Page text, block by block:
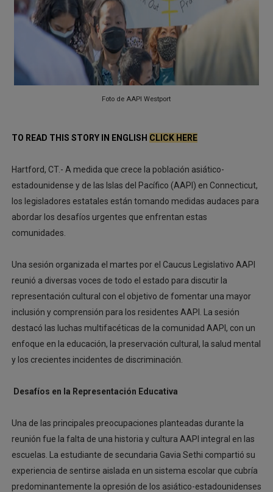
Héroes invisibles no más: Connecticut lanza la placa
¡8 años en espera! Líderes religiosos de CT
BAD BUNNY CONVIERTE EL MEDIO TIEMPO DEL
PROTESTA EN HARTFORD TERMINA CON ACTIVISTAS
Foto de AAPI Westport
TO READ THIS STORY IN ENGLISH CLICK HERE
Hartford, CT.- A medida que crece la población asiático-
estadounidense y de las Islas del Pacífico (AAPI) en Connecticut,
los legisladores estatales están tomando medidas audaces para
abordar los desafíos urgentes que enfrentan estas
comunidades.
Una sesión organizada el martes por el Caucus Legislativo AAPI
reunió a diversas voces de todo el estado para discutir la
representación cultural con el objetivo de fomentar una mayor
inclusión y comprensión para los residentes AAPI. La sesión
destacó las luchas multifacéticas de la comunidad AAPI, con un
enfoque en la educación, la preservación cultural, la salud mental
y los crecientes incidentes de discriminación.
Desafíos en la Representación Educativa
Una de las principales preocupaciones planteadas durante la
reunión fue la falta de una historia y cultura AAPI integral en las
escuelas. La estudiante de secundaria Gavia Sethi compartió su
experiencia de sentirse aislada en un sistema escolar que cubría
predominantemente la opresión de los asiático-estadounidenses